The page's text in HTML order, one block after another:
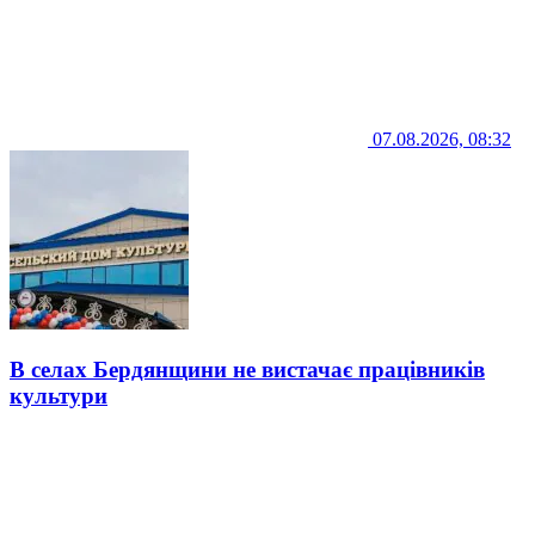
07.08.2026, 08:32
В селах Бердянщини не вистачає працівників
культури